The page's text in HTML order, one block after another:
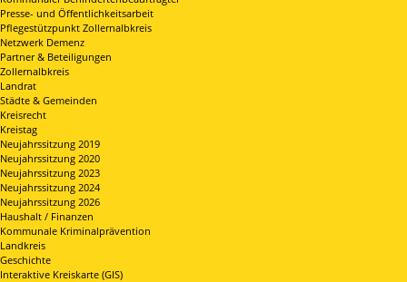
Presse- und Öffentlichkeitsarbeit
Pflegestützpunkt Zollernalbkreis
Netzwerk Demenz
Partner & Beteiligungen
Zollernalbkreis
Landrat
Städte & Gemeinden
Kreisrecht
Kreistag
Neujahrssitzung 2019
Neujahrssitzung 2020
Neujahrssitzung 2023
Neujahrssitzung 2024
Neujahrssitzung 2026
Haushalt / Finanzen
Kommunale Kriminalprävention
Landkreis
Geschichte
Interaktive Kreiskarte (GIS)